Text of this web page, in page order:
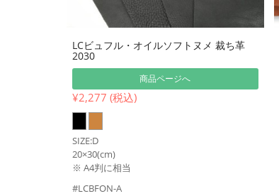
LCビュフル・オイルソフトヌメ 裁ち革
2030
商品ページへ
¥2,277 (税込)
SIZE:D
20×30(cm)
※ A4判に相当
#LCBFON-A